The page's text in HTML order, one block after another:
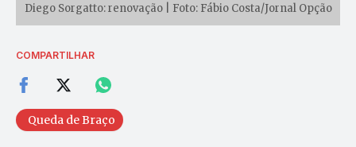
Diego Sorgatto: renovação | Foto: Fábio Costa/Jornal Opção
COMPARTILHAR
Queda de Braço